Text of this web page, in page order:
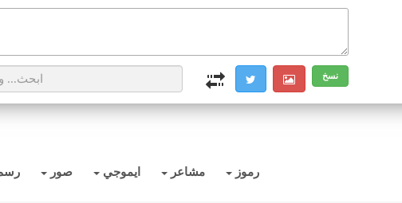
رموز مشاعر ايموجي صور